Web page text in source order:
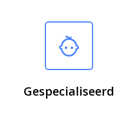
Gespecialiseerd